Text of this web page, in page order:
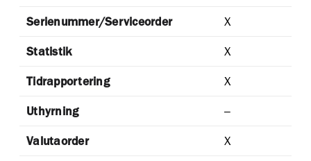
Serienummer/Serviceorder X
Statistik X
Tidrapportering X
Uthyrning –
Valutaorder X